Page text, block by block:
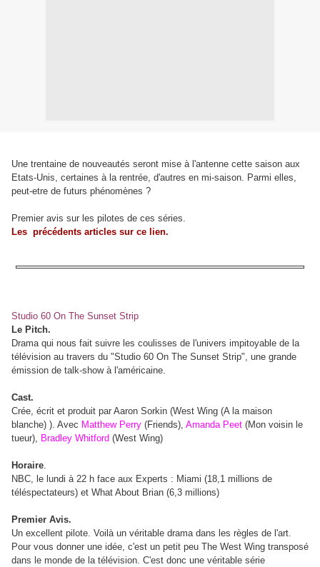
Une trentaine de nouveautés seront mise à l'antenne cette saison aux
Etats-Unis, certaines à la rentrée, d'autres en mi-saison. Parmi elles,
peut-etre de futurs phénomènes ?
Premier avis sur les pilotes de ces séries.
Les précédents articles sur ce lien.
Studio 60 On The Sunset Strip
Le Pitch.
Drama qui nous fait suivre les coulisses de l'univers impitoyable de la
télévision au travers du "Studio 60 On The Sunset Strip", une grande
émission de talk-show à l'américaine.
Cast.
Crée, écrit et produit par Aaron Sorkin (West Wing (A la maison
blanche) ). Avec Matthew Perry (Friends), Amanda Peet (Mon voisin le
tueur), Bradley Whitford (West Wing)
Horaire.
NBC, le lundi à 22 h face aux Experts : Miami (18,1 millions de
téléspectateurs) et What About Brian (6,3 millions)
Premier Avis.
Un excellent pilote. Voilà un véritable drama dans les règles de l'art.
Pour vous donner une idée, c'est un petit peu The West Wing transposé
dans le monde de la télévision. C'est donc une véritable série